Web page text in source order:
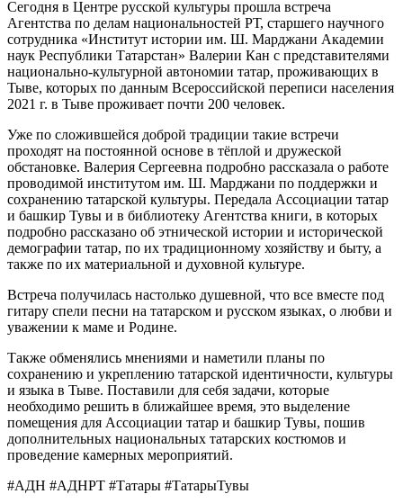
Сегодня в Центре русской культуры прошла встреча
Агентства по делам национальностей РТ, старшего научного
сотрудника «Институт истории им. Ш. Марджани Академии
наук Республики Татарстан» Валерии Кан с представителями
национально-культурной автономии татар, проживающих в
Тыве, которых по данным Всероссийской переписи населения
2021 г. в Тыве проживает почти 200 человек.
Уже по сложившейся доброй традиции такие встречи
проходят на постоянной основе в тёплой и дружеской
обстановке. Валерия Сергеевна подробно рассказала о работе
проводимой институтом им. Ш. Марджани по поддержки и
сохранению татарской культуры. Передала Ассоциации татар
и башкир Тувы и в библиотеку Агентства книги, в которых
подробно рассказано об этнической истории и исторической
демографии татар, по их традиционному хозяйству и быту, а
также по их материальной и духовной культуре.
Встреча получилась настолько душевной, что все вместе под
гитару спели песни на татарском и русском языках, о любви и
уважении к маме и Родине.
Также обменялись мнениями и наметили планы по
сохранению и укреплению татарской идентичности, культуры
и языка в Тыве. Поставили для себя задачи, которые
необходимо решить в ближайшее время, это выделение
помещения для Ассоциации татар и башкир Тувы, пошив
дополнительных национальных татарских костюмов и
проведение камерных мероприятий.
#АДН #АДНРТ #Татары #ТатарыТувы